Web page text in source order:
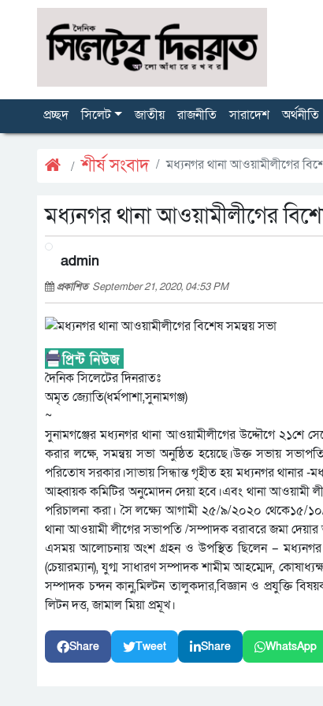
প্রচ্ছদ সিলেট জাতীয় রাজনীতি সারাদেশ অর্থনীতি
শীর্ষ সংবাদ মধ্যনগর থানা আওয়ামীলীগের
মধ্যনগর থানা আওয়ামীলীগের
admin
প্রকাশিত September 21, 2020, 04:53 PM
দৈনিক সিলেটের দিনরাতঃ
অমৃত জ্যোতি(ধর্মপাশা,সুনামগঞ্জ)
~
সুনামগঞ্জের মধ্যনগর থানা আওয়ামীলীগের উদ্দৌগে ২১শে
করার লক্ষে, সমন্বয় সভা অনুষ্ঠিত হয়েছে।উক্ত সভায়
পরিতোষ সরকার।সাভায় সিন্ধান্ত গৃহীত হয় মধ্যনগর থানার -
আহ্বায়ক কমিটির অনুমোদন দেয়া হবে।এবং থানা আওয়ামী লীগ
পরিচালনা করা। সৈ লক্ষ্যে আগামী ২৫/৯/২০২০ থেকে১৫/১০/
থানা আওয়ামী লীগের সভাপতি /সম্পাদক বরাবরে জমা দেয়ার
এসময় আলোচনায় অংশ গ্রহন ও উপস্থিত ছিলেন –
(চেয়ারম্যান), যুগ্ম সাধারণ সম্পাদক শামীম আহম্মেদ,
সম্পাদক চন্দন কানু,মিল্টন তালুকদার,বিজ্ঞান ও প্রযুক্তি
লিটন দত্ত, জামাল মিয়া প্রমূখ।
Share Tweet Share WhatsApp